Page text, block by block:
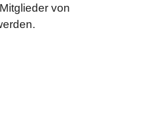
von